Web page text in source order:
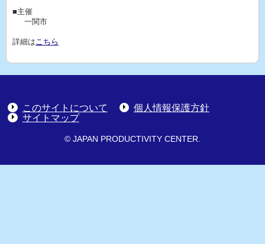
■主催
一関市
詳細はこちら
このサイトについて
個人情報保護方針
サイトマップ
© JAPAN PRODUCTIVITY CENTER.